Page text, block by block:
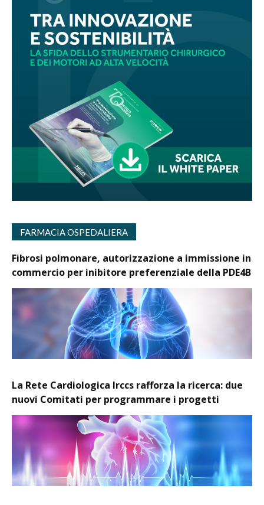
FARMACIA OSPEDALIERA
Fibrosi polmonare, autorizzazione a immissione in
commercio per inibitore preferenziale della PDE4B
La Rete Cardiologica Irccs rafforza la ricerca: due
nuovi Comitati per programmare i progetti